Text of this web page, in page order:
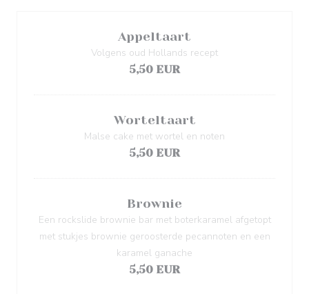
Appeltaart
Volgens oud Hollands recept
5,50 EUR
Worteltaart
Malse cake met wortel en noten
5,50 EUR
Brownie
Een rockslide brownie bar met boterkaramel afgetopt
met stukjes brownie geroosterde pecannoten en een
karamel ganache
5,50 EUR